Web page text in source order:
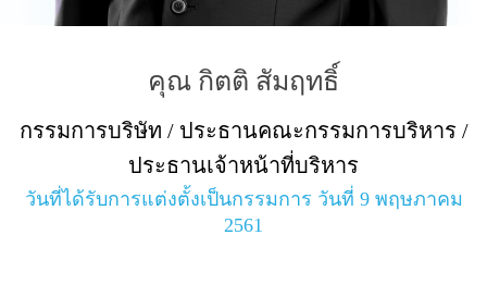
คุณ กิตติ สัมฤทธิ์
กรรมการบริษัท / ประธานคณะกรรมการบริหาร /
ประธานเจ้าหน้าที่บริหาร
วันที่ได้รับการแต่งตั้งเป็นกรรมการ วันที่ 9 พฤษภาคม
2561